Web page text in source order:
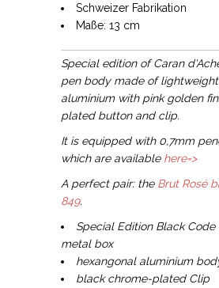
Schweizer Fabrikation
Maße: 13 cm
Special edition of Caran
pen body made of
aluminium with pink golden
plated button and clip.
It is equipped with 0,7mm
which are availablehere=>
A perfect pair: the Brut Rosé
849.
Special Edition Black
metal box
hexangonal aluminium
black chrome-plated Clip